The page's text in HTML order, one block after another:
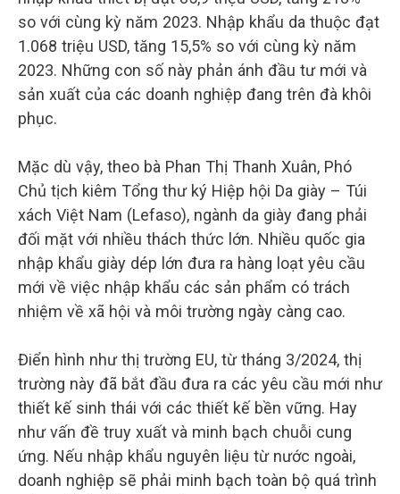
so với cùng kỳ năm 2023. Nhập khẩu da thuộc đạt
1.068 triệu USD, tăng 15,5% so với cùng kỳ năm
2023. Những con số này phản ánh đầu tư mới và
sản xuất của các doanh nghiệp đang trên đà khôi
phục.
Mặc dù vậy, theo bà Phan Thị Thanh Xuân, Phó
Chủ tịch kiêm Tổng thư ký Hiệp hội Da giày – Túi
xách Việt Nam (Lefaso), ngành da giày đang phải
đối mặt với nhiều thách thức lớn. Nhiều quốc gia
nhập khẩu giày dép lớn đưa ra hàng loạt yêu cầu
mới về việc nhập khẩu các sản phẩm có trách
nhiệm về xã hội và môi trường ngày càng cao.
Điển hình như thị trường EU, từ tháng 3/2024, thị
trường này đã bắt đầu đưa ra các yêu cầu mới như
thiết kế sinh thái với các thiết kế bền vững. Hay
như vấn đề truy xuất và minh bạch chuỗi cung
ứng. Nếu nhập khẩu nguyên liệu từ nước ngoài,
doanh nghiệp sẽ phải minh bạch toàn bộ quá trình